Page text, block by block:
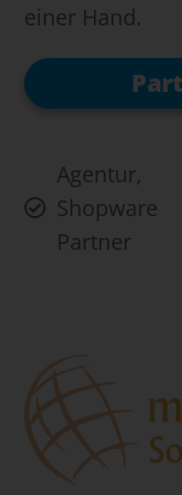
einer Hand.
Agentur,
Shopware
Partner